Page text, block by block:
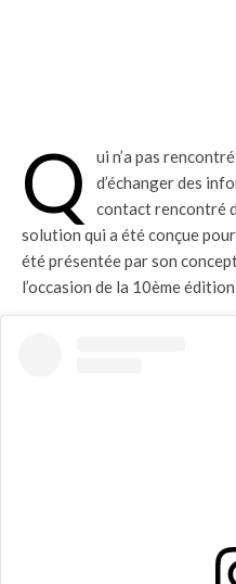
Q
ui n’a pas
d’échanger des
contact rencontré
solution qui a été conçue
été présentée par son
l’occasion de la 10ème